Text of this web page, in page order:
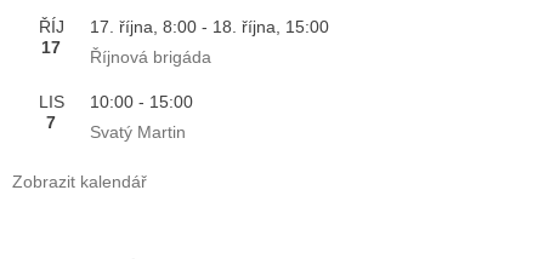
ŘÍJ
17
17. října, 8:00 - 18. října, 15:00
Říjnová brigáda
LIS
7
10:00 - 15:00
Svatý Martin
Zobrazit kalendář